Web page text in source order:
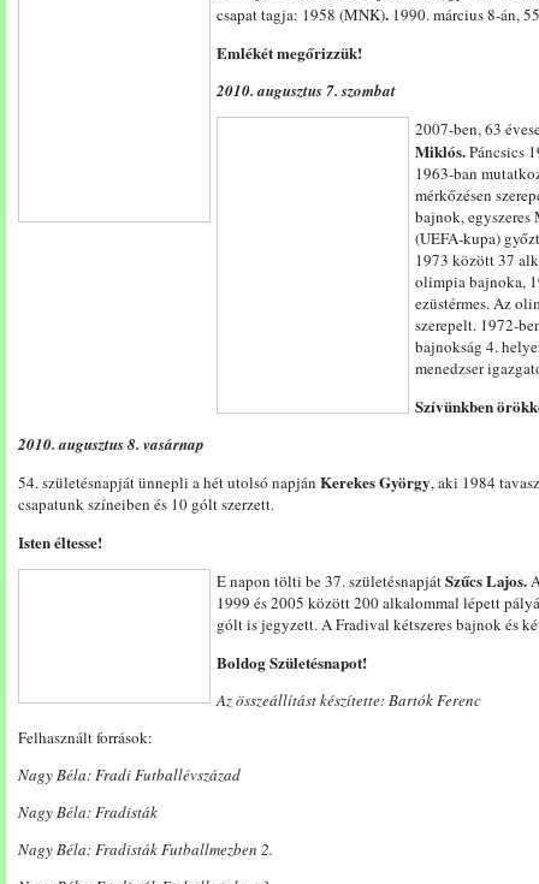
csapat tagja: 1958 (MNK). 1990. március 8-án,
Emlékét megőrizzük!
2010. augusztus 7. szombat
2007-ben, 63
Miklós.Páncsics
1963-ban
mérkőzésen
bajnok,
(UEFA-kupa)
1973 között 37
olimpia bajnoka,
ezüstérmes. Az
szerepelt. 1972-
bajnokság 4.
menedzser
Szívünkben
2010. augusztus 8. vasárnap
54. születésnapját ünnepli a hét utolsó napján Kerekes György, aki 1984
csapatunk színeiben és 10 gólt szerzett.
Isten éltesse!
E napon tölti be 37. születésnapjátSzűcs Lajos.
1999 és 2005 között 200 alkalommal lépett
gólt is jegyzett. A Fradival kétszeres bajnok és
Boldog Születésnapot!
Az összeállítást készítette: Bartók Ferenc
Felhasznált források:
Nagy Béla: Fradi Futballévszázad
Nagy Béla: Fradisták
Nagy Béla: Fradisták Futballmezben 2.